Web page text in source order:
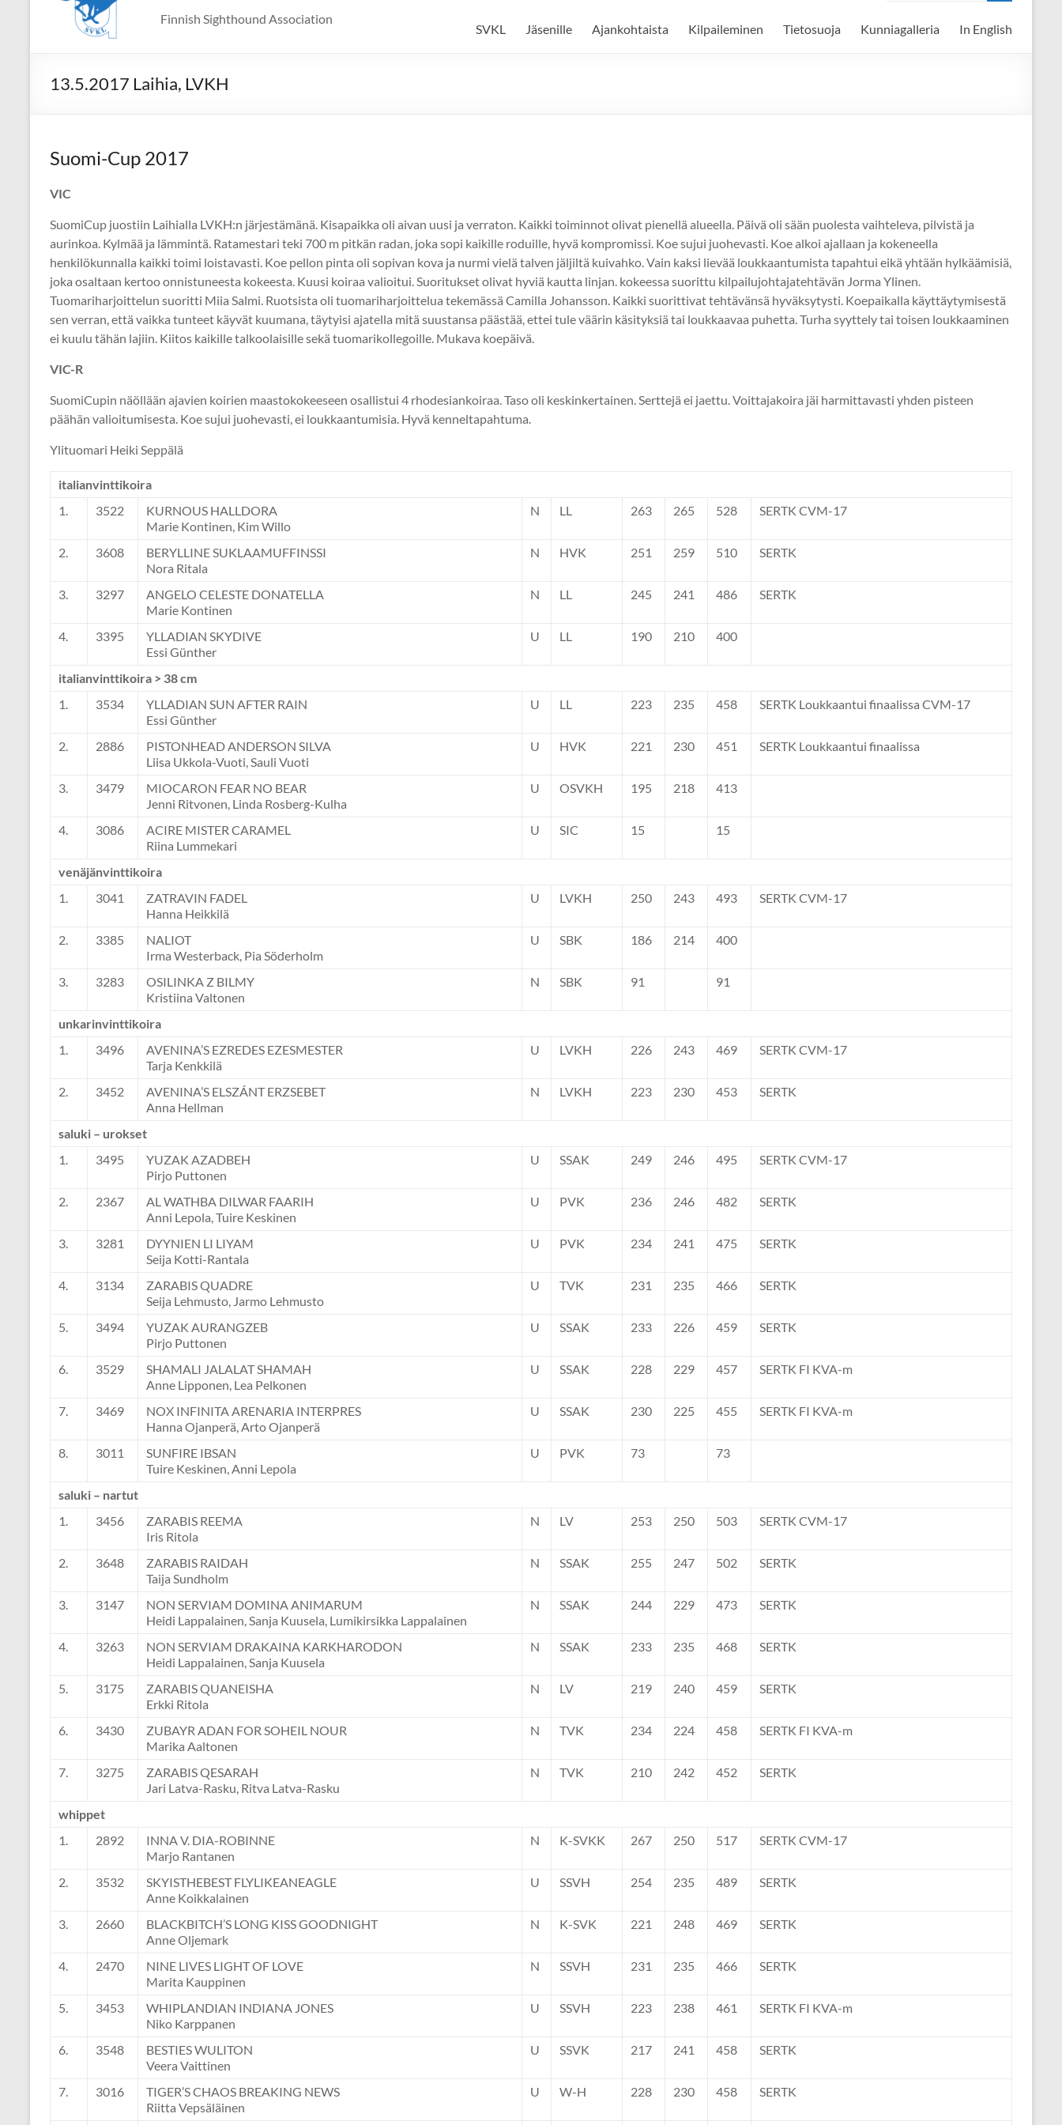
Finnish Sighthound Association
SVKL Jäsenille Ajankohtaista Kilpaileminen Tietosuoja Kunniagalleria In English
13.5.2017 Laihia, LVKH
Suomi-Cup 2017
VIC
SuomiCup juostiin Laihialla LVKH:n järjestämänä. Kisapaikka oli aivan uusi ja verraton. Kaikki toiminnot olivat pienellä alueella. Päivä oli sään puolesta vaihteleva, pilvistä ja
aurinkoa. Kylmää ja lämmintä. Ratamestari teki 700 m pitkän radan, joka sopi kaikille roduille, hyvä kompromissi. Koe sujui juohevasti. Koe alkoi ajallaan ja kokeneella
henkilökunnalla kaikki toimi loistavasti. Koe pellon pinta oli sopivan kova ja nurmi vielä talven jäljiltä kuivahko. Vain kaksi lievää loukkaantumista tapahtui eikä yhtään hylkäämisiä,
joka osaltaan kertoo onnistuneesta kokeesta. Kuusi koiraa valioitui. Suoritukset olivat hyviä kautta linjan. kokeessa suorittu kilpailujohtajatehtävän Jorma Ylinen.
Tuomariharjoittelun suoritti Miia Salmi. Ruotsista oli tuomariharjoittelua tekemässä Camilla Johansson. Kaikki suorittivat tehtävänsä hyväksytysti. Koepaikalla käyttäytymisestä
sen verran, että vaikka tunteet käyvät kuumana, täytyisi ajatella mitä suustansa päästää, ettei tule väärin käsityksiä tai loukkaavaa puhetta. Turha syyttely tai toisen loukkaaminen
ei kuulu tähän lajiin. Kiitos kaikille talkoolaisille sekä tuomarikollegoille. Mukava koepäivä.
VIC-R
SuomiCupin näöllään ajavien koirien maastokokeeseen osallistui 4 rhodesiankoiraa. Taso oli keskinkertainen. Serttejä ei jaettu. Voittajakoira jäi harmittavasti yhden pisteen
päähän valioitumisesta. Koe sujui juohevasti, ei loukkaantumisia. Hyvä kenneltapahtuma.
Ylituomari Heiki Seppälä
italianvinttikoira
1.
3522
KURNOUS HALLDORA
Marie Kontinen, Kim Willo
N LL 263 265 528 SERTK CVM-17
2. 3608
BERYLLINE SUKLAAMUFFINSSI
Nora Ritala
N HVK 251 259 510 SERTK
3. 3297
ANGELO CELESTE DONATELLA
Marie Kontinen
N LL 245 241 486 SERTK
4. 3395
YLLADIAN SKYDIVE
Essi Günther
U LL 190 210 400
italianvinttikoira > 38 cm
1.
3534
YLLADIAN SUN AFTER RAIN
Essi Günther
U LL 223 235 458 SERTK Loukkaantui finaalissa CVM-17
2. 2886
PISTONHEAD ANDERSON SILVA
Liisa Ukkola-Vuoti, Sauli Vuoti
U HVK 221 230 451 SERTK Loukkaantui finaalissa
3. 3479
MIOCARON FEAR NO BEAR
Jenni Ritvonen, Linda Rosberg-Kulha
U OSVKH 195 218 413
4. 3086
ACIRE MISTER CARAMEL
Riina Lummekari
U SIC 15 15
venäjänvinttikoira
1.
3041
ZATRAVIN FADEL
Hanna Heikkilä
U LVKH 250 243 493 SERTK CVM-17
2. 3385
NALIOT
Irma Westerback, Pia Söderholm
U SBK 186 214 400
3. 3283
OSILINKA Z BILMY
Kristiina Valtonen
N SBK 91 91
unkarinvinttikoira
1.
3496
AVENINA’S EZREDES EZESMESTER
Tarja Kenkkilä
U LVKH 226 243 469 SERTK CVM-17
2. 3452
AVENINA’S ELSZÁNT ERZSEBET
Anna Hellman
N LVKH 223 230 453 SERTK
saluki – urokset
1.
3495
YUZAK AZADBEH
Pirjo Puttonen
U SSAK 249 246 495 SERTK CVM-17
2. 2367
AL WATHBA DILWAR FAARIH
Anni Lepola, Tuire Keskinen
U PVK 236 246 482 SERTK
3. 3281
DYYNIEN LI LIYAM
Seija Kotti-Rantala
U PVK 234 241 475 SERTK
4. 3134
ZARABIS QUADRE
Seija Lehmusto, Jarmo Lehmusto
U TVK 231 235 466 SERTK
5. 3494
YUZAK AURANGZEB
Pirjo Puttonen
U SSAK 233 226 459 SERTK
6. 3529
SHAMALI JALALAT SHAMAH
Anne Lipponen, Lea Pelkonen
U SSAK 228 229 457 SERTK FI KVA-m
7. 3469
NOX INFINITA ARENARIA INTERPRES
Hanna Ojanperä, Arto Ojanperä
U SSAK 230 225 455 SERTK FI KVA-m
8. 3011
SUNFIRE IBSAN
Tuire Keskinen, Anni Lepola
U PVK 73 73
saluki – nartut
1.
3456
ZARABIS REEMA
Iris Ritola
N LV 253 250 503 SERTK CVM-17
2. 3648
ZARABIS RAIDAH
Taija Sundholm
N SSAK 255 247 502 SERTK
3. 3147
NON SERVIAM DOMINA ANIMARUM
Heidi Lappalainen, Sanja Kuusela, Lumikirsikka Lappalainen
N SSAK 244 229 473 SERTK
4. 3263
NON SERVIAM DRAKAINA KARKHARODON
Heidi Lappalainen, Sanja Kuusela
N SSAK 233 235 468 SERTK
5. 3175
ZARABIS QUANEISHA
Erkki Ritola
N LV 219 240 459 SERTK
6. 3430
ZUBAYR ADAN FOR SOHEIL NOUR
Marika Aaltonen
N TVK 234 224 458 SERTK FI KVA-m
7. 3275
ZARABIS QESARAH
Jari Latva-Rasku, Ritva Latva-Rasku
N TVK 210 242 452 SERTK
whippet
1.
2892
INNA V. DIA-ROBINNE
Marjo Rantanen
N K-SVKK 267 250 517 SERTK CVM-17
2. 3532
SKYISTHEBEST FLYLIKEANEAGLE
Anne Koikkalainen
U SSVH 254 235 489 SERTK
3. 2660
BLACKBITCH’S LONG KISS GOODNIGHT
Anne Oljemark
N K-SVK 221 248 469 SERTK
4. 2470
NINE LIVES LIGHT OF LOVE
Marita Kauppinen
N SSVH 231 235 466 SERTK
5. 3453
WHIPLANDIAN INDIANA JONES
Niko Karppanen
U SSVH 223 238 461 SERTK FI KVA-m
6. 3548
BESTIES WULITON
Veera Vaittinen
U SSVK 217 241 458 SERTK
7. 3016
TIGER’S CHAOS BREAKING NEWS
Riitta Vepsäläinen
U W-H 228 230 458 SERTK